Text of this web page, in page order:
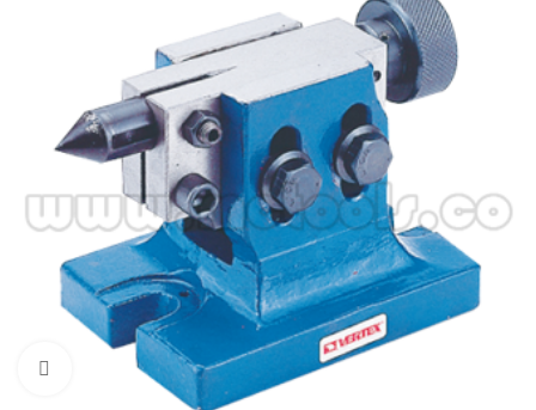
Click to enlarge